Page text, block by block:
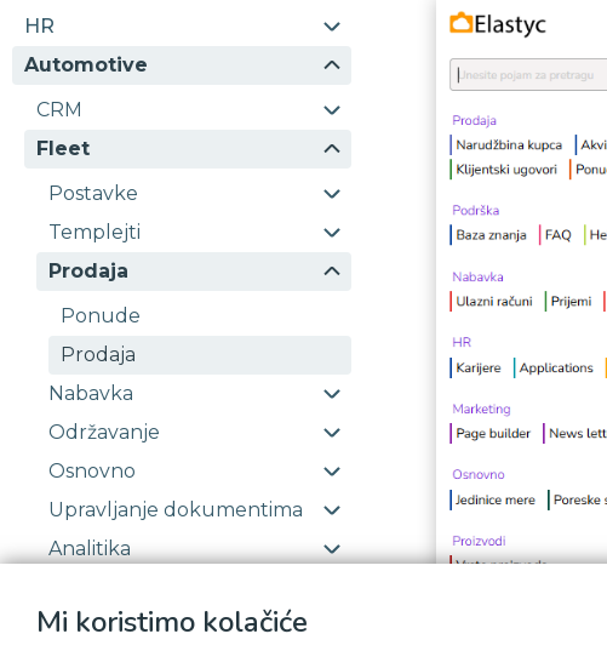
Mi koristimo kolačiće
HR
Automotive
CRM
Fleet
Postavke
Templejti
Prodaja
Ponude
Prodaja
Nabavka
Održavanje
Osnovno
Upravljanje dokumentima
Analitika
Platforma